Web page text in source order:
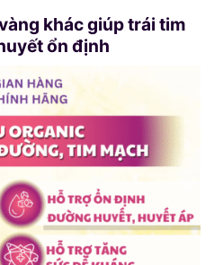
khác giúp trái tim
ổn định